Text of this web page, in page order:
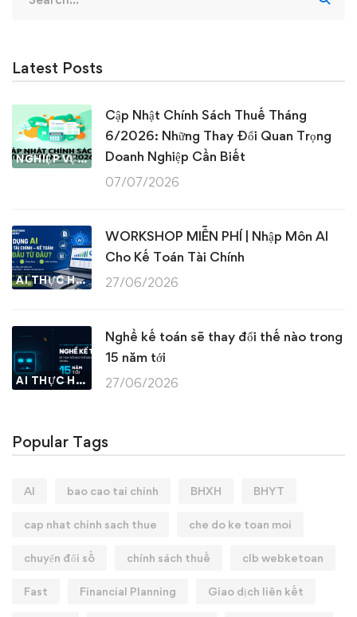
for:
Latest Posts
NGHIỆP VỤ KẾ TOÁN & THUẾ
Cập Nhật Chính Sách Thuế Tháng
6/2026: Những Thay Đổi Quan Trọng
Doanh Nghiệp Cần Biết
07/07/2026
AI THỰC HÀNH
WORKSHOP MIỄN PHÍ | Nhập Môn AI
Cho Kế Toán Tài Chính
27/06/2026
AI THỰC HÀNH
Nghề kế toán sẽ thay đổi thế nào trong
15 năm tới
27/06/2026
Popular Tags
AI bao cao tai chinh BHXH BHYT
cap nhat chinh sach thue che do ke toan moi
chuyển đổi số chính sách thuế clb webketoan
Fast Financial Planning Giao dịch liên kết